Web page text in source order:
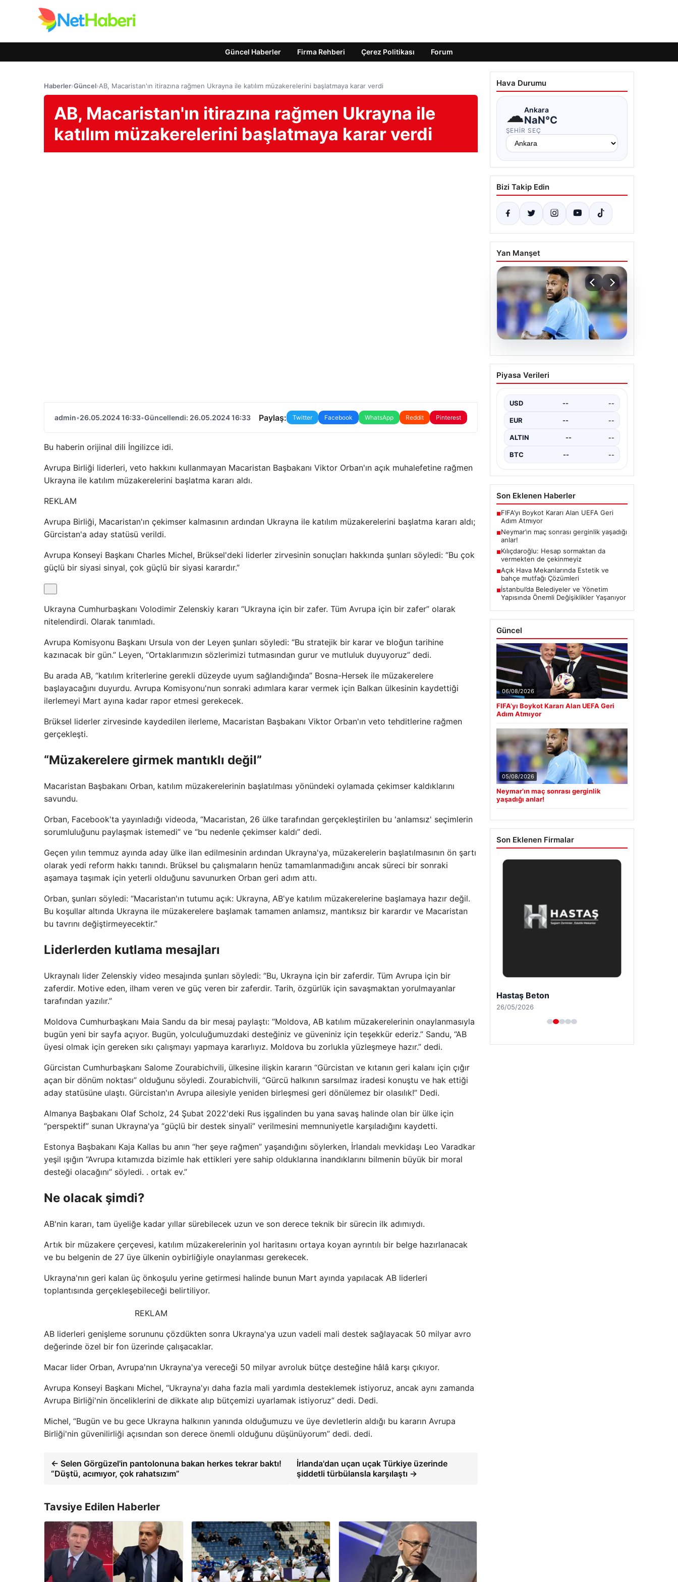
Güncel Haberler Firma Rehberi Çerez Politikası Forum
Haberler›Güncel›AB, Macaristan'ın itirazına rağmen Ukrayna ile katılım müzakerelerini başlatmaya karar verdi
AB, Macaristan'ın itirazına rağmen Ukrayna ile
katılım müzakerelerini başlatmaya karar verdi
admin•26.05.2024 16:33•Güncellendi: 26.05.2024 16:33 Paylaş: Twitter Facebook WhatsApp Reddit Pinterest
Bu haberin orijinal dili İngilizce idi.
Avrupa Birliği liderleri, veto hakkını kullanmayan Macaristan Başbakanı Viktor Orban'ın açık muhalefetine rağmen
Ukrayna ile katılım müzakerelerini başlatma kararı aldı.
REKLAM
Avrupa Birliği, Macaristan'ın çekimser kalmasının ardından Ukrayna ile katılım müzakerelerini başlatma kararı aldı;
Gürcistan'a aday statüsü verildi.
Avrupa Konseyi Başkanı Charles Michel, Brüksel'deki liderler zirvesinin sonuçları hakkında şunları söyledi: “Bu çok
güçlü bir siyasi sinyal, çok güçlü bir siyasi karardır.”
Ukrayna Cumhurbaşkanı Volodimir Zelenskiy kararı “Ukrayna için bir zafer. Tüm Avrupa için bir zafer” olarak
nitelendirdi. Olarak tanımladı.
Avrupa Komisyonu Başkanı Ursula von der Leyen şunları söyledi: “Bu stratejik bir karar ve bloğun tarihine
kazınacak bir gün.” Leyen, “Ortaklarımızın sözlerimizi tutmasından gurur ve mutluluk duyuyoruz” dedi.
Bu arada AB, “katılım kriterlerine gerekli düzeyde uyum sağlandığında” Bosna-Hersek ile müzakerelere
başlayacağını duyurdu. Avrupa Komisyonu'nun sonraki adımlara karar vermek için Balkan ülkesinin kaydettiği
ilerlemeyi Mart ayına kadar rapor etmesi gerekecek.
Brüksel liderler zirvesinde kaydedilen ilerleme, Macaristan Başbakanı Viktor Orban'ın veto tehditlerine rağmen
gerçekleşti.
“Müzakerelere girmek mantıklı değil”
Macaristan Başbakanı Orban, katılım müzakerelerinin başlatılması yönündeki oylamada çekimser kaldıklarını
savundu.
Orban, Facebook'ta yayınladığı videoda, “Macaristan, 26 ülke tarafından gerçekleştirilen bu 'anlamsız' seçimlerin
sorumluluğunu paylaşmak istemedi” ve “bu nedenle çekimser kaldı” dedi.
Geçen yılın temmuz ayında aday ülke ilan edilmesinin ardından Ukrayna'ya, müzakerelerin başlatılmasının ön şartı
olarak yedi reform hakkı tanındı. Brüksel bu çalışmaların henüz tamamlanmadığını ancak süreci bir sonraki
aşamaya taşımak için yeterli olduğunu savunurken Orban geri adım attı.
Orban, şunları söyledi: “Macaristan'ın tutumu açık: Ukrayna, AB'ye katılım müzakerelerine başlamaya hazır değil.
Bu koşullar altında Ukrayna ile müzakerelere başlamak tamamen anlamsız, mantıksız bir karardır ve Macaristan
bu tavrını değiştirmeyecektir.”
Liderlerden kutlama mesajları
Ukraynalı lider Zelenskiy video mesajında ​​şunları söyledi: “Bu, Ukrayna için bir zaferdir. Tüm Avrupa için bir
zaferdir. Motive eden, ilham veren ve güç veren bir zaferdir. Tarih, özgürlük için savaşmaktan yorulmayanlar
tarafından yazılır.”
Moldova Cumhurbaşkanı Maia Sandu da bir mesaj paylaştı: “Moldova, AB katılım müzakerelerinin onaylanmasıyla
bugün yeni bir sayfa açıyor. Bugün, yolculuğumuzdaki desteğiniz ve güveniniz için teşekkür ederiz.” Sandu, “AB
üyesi olmak için gereken sıkı çalışmayı yapmaya kararlıyız. Moldova bu zorlukla yüzleşmeye hazır.” dedi.
Gürcistan Cumhurbaşkanı Salome Zourabichvili, ülkesine ilişkin kararın “Gürcistan ve kıtanın geri kalanı için çığır
açan bir dönüm noktası” olduğunu söyledi. Zourabichvili, “Gürcü halkının sarsılmaz iradesi konuştu ve hak ettiği
aday statüsüne ulaştı. Gürcistan'ın Avrupa ailesiyle yeniden birleşmesi geri dönülemez bir olasılık!” Dedi.
Almanya Başbakanı Olaf Scholz, 24 Şubat 2022'deki Rus işgalinden bu yana savaş halinde olan bir ülke için
“perspektif” sunan Ukrayna'ya “güçlü bir destek sinyali” verilmesini memnuniyetle karşıladığını kaydetti.
Estonya Başbakanı Kaja Kallas bu anın “her şeye rağmen” yaşandığını söylerken, İrlandalı mevkidaşı Leo Varadkar
yeşil ışığın “Avrupa kıtamızda bizimle hak ettikleri yere sahip olduklarına inandıklarını bilmenin büyük bir moral
desteği olacağını” söyledi. . ortak ev.”
Ne olacak şimdi?
AB'nin kararı, tam üyeliğe kadar yıllar sürebilecek uzun ve son derece teknik bir sürecin ilk adımıydı.
Artık bir müzakere çerçevesi, katılım müzakerelerinin yol haritasını ortaya koyan ayrıntılı bir belge hazırlanacak
ve bu belgenin de 27 üye ülkenin oybirliğiyle onaylanması gerekecek.
Ukrayna'nın geri kalan üç önkoşulu yerine getirmesi halinde bunun Mart ayında yapılacak AB liderleri
toplantısında gerçekleşebileceği belirtiliyor.
REKLAM
AB liderleri genişleme sorununu çözdükten sonra Ukrayna'ya uzun vadeli mali destek sağlayacak 50 milyar avro
değerinde özel bir fon üzerinde çalışacaklar.
Macar lider Orban, Avrupa'nın Ukrayna'ya vereceği 50 milyar avroluk bütçe desteğine hâlâ karşı çıkıyor.
Avrupa Konseyi Başkanı Michel, “Ukrayna'yı daha fazla mali yardımla desteklemek istiyoruz, ancak aynı zamanda
Avrupa Birliği'nin önceliklerini de dikkate alıp bütçemizi uyarlamak istiyoruz” dedi. Dedi.
Michel, “Bugün ve bu gece Ukrayna halkının yanında olduğumuzu ve üye devletlerin aldığı bu kararın Avrupa
Birliği'nin güvenilirliği açısından son derece önemli olduğunu düşünüyorum” dedi. dedi.
← Selen Görgüzel'in pantolonuna bakan herkes tekrar baktı!
“Düştü, acımıyor, çok rahatsızım”
İrlanda'dan uçan uçak Türkiye üzerinde
şiddetli türbülansla karşılaştı →
Tavsiye Edilen Haberler
Hava Durumu
☁Ankara
NaN°C
ŞEHIR SEÇ
Bizi Takip Edin
Yan Manşet
05.08.2026
Neymar’ın maç sonrası
gerginlik yaşadığı anlar!
Piyasa Verileri
USD -- --
EUR -- --
ALTIN -- --
BTC -- --
Son Eklenen Haberler
■FIFA’yı Boykot Kararı Alan UEFA Geri
Adım Atmıyor
■Neymar’ın maç sonrası gerginlik yaşadığı
anlar!
■Kılıçdaroğlu: Hesap sormaktan da
vermekten de çekinmeyiz
■Açık Hava Mekanlarında Estetik ve
bahçe mutfağı Çözümleri
■İstanbul’da Belediyeler ve Yönetim
Yapısında Önemli Değişiklikler Yaşanıyor
Güncel
06/08/2026
FIFA’yı Boykot Kararı Alan UEFA Geri
Adım Atmıyor
05/08/2026
Neymar’ın maç sonrası gerginlik
yaşadığı anlar!
Son Eklenen Firmalar
Hastaş Beton
26/05/2026